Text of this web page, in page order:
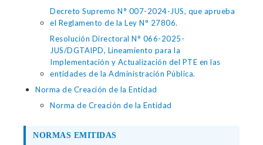
Decreto Supremo N° 007-2024-JUS, que aprueba
el Reglamento de la Ley N° 27806.
Resolución Directoral N° 066-2025-
JUS/DGTAIPD, Lineamiento para la
Implementación y Actualización del PTE en las
entidades de la Administración Pública.
Norma de Creación de la Entidad
Norma de Creación de la Entidad
NORMAS EMITIDAS